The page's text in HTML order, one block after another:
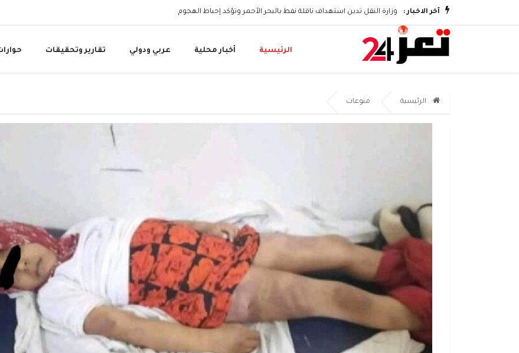
آخر الاخبار : وزارة النقل تدين استهداف ناقلة نفط بالبحر الأحمر وتؤكد إحباط الهجوم وزارة المياه:
الرئيسية أخبار محلية عربي ودولي تقارير وتحقيقات
الرئيسية منوعات